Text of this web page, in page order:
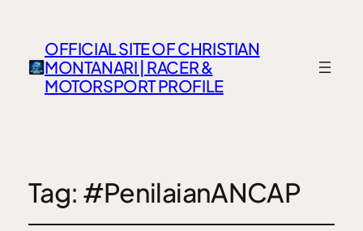
OFFICIAL SITE OF CHRISTIAN
MONTANARI | RACER &
MOTORSPORT PROFILE
Tag: #PenilaianANCAP